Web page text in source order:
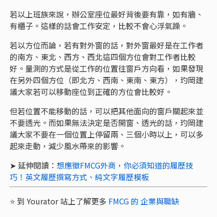
若以上班族來說，辦公室座位最好背後要有靠，如有牆、
有櫃子。這樣的話會工作安定，比較不會心浮氣躁。
若以方位而論，若有對外窗的話，對外窗最好是在工作者
的南方、東北、西方、西北這四個方位會對工作者比較
好。量測的方式是從工作的位置往窗戶方向看，如果發現
在另外四個方位（即北方、西南、東南、東方），玓岡建
議大家若可以移動座位到正確的方位會比較好。
但若位置不能移動的話，可以把其他面向的窗戶關起來並
不要透光。而如果無法決定是否開窗、透光的話，玓岡建
議大家不要在一個位置上停留兩、三個小時以上，可以多
起來走動，減少風水帶來的影響。
➤ 延伸閱讀： 想應徵FMCG外商，你必須知道的履歷技
巧！英文履歷撰寫方式、純文字履歷模板
⭐️ 到 Yourator 站上了解更多 FMCG 的 企業與職缺